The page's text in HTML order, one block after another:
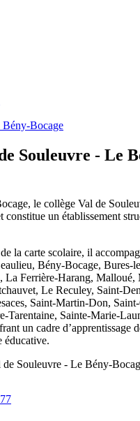
Bény-Bocage
Souleuvre - Le
le collège Val de
constitue un établissement
la carte scolaire, il
Bény-Bocage, Bures-
La Ferrière-Harang, Malloué,
Le Reculey, Saint-
Saint-Martin-Don,
Tarentaine, Sainte-Marie-
un cadre d’apprentissage
éducative.
de Souleuvre - Le Bény-